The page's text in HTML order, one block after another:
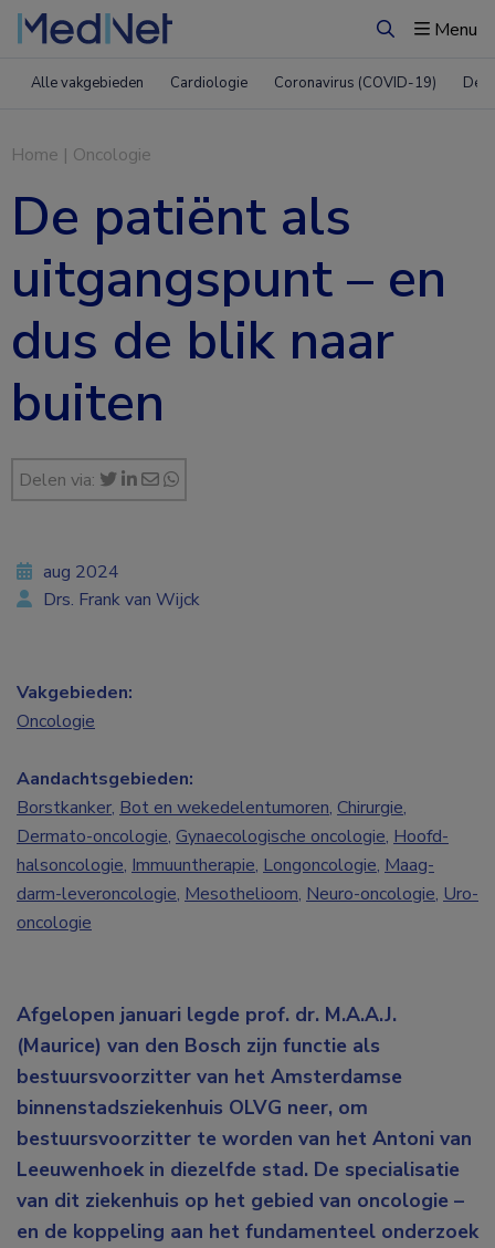
ZoekenMenu
Alle vakgebieden Cardiologie Coronavirus (COVID-19)
Home | Oncologie
De patiënt als
uitgangspunt – en
dus de blik naar
buiten
Delen via:
Afgelopen januari legde prof. dr. M.A.A.J.
(Maurice) van den Bosch zijn functie als
bestuursvoorzitter van het Amsterdamse
binnenstadsziekenhuis OLVG neer, om
bestuursvoorzitter te worden van het Antoni van
Leeuwenhoek in diezelfde stad. De specialisatie
van dit ziekenhuis op het gebied van oncologie –
en de koppeling aan het fundamenteel onderzoek
aug 2024
Drs. Frank van Wijck
Vakgebieden:
Oncologie
Aandachtsgebieden:
Borstkanker, Bot en wekedelentumoren, Chirurgie,
Dermato-oncologie, Gynaecologische oncologie, Hoofd-
halsoncologie, Immuuntherapie, Longoncologie, Maag-
darm-leveroncologie, Mesothelioom, Neuro-oncologie, Uro-
oncologie